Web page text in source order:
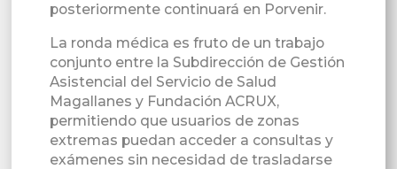
posteriormente continuará en Porvenir.
La ronda médica es fruto de un trabajo
conjunto entre la Subdirección de Gestión
Asistencial del Servicio de Salud
Magallanes y Fundación ACRUX,
permitiendo que usuarios de zonas
extremas puedan acceder a consultas y
exámenes sin necesidad de trasladarse